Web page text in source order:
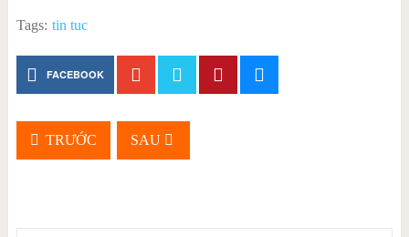
Tags: tin tuc
FACEBOOK
TRƯỚC SAU